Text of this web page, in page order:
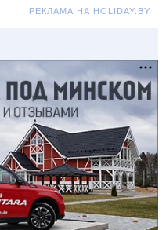
РЕКЛАМА НА HOLIDAY.BY